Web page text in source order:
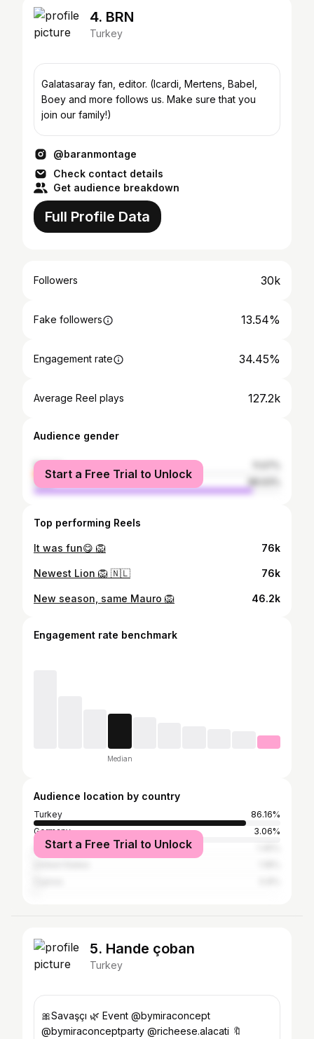
4. BRN
Turkey
Galatasaray fan, editor. (Icardi, Mertens, Babel,
Boey and more follows us. Make sure that you
join our family!)
@baranmontage
Check contact details
Get audience breakdown
Full Profile Data
Followers 30k
Fake followers 13.54%
Engagement rate 34.45%
Average Reel plays 127.2k
Audience gender
female
male
Start a Free Trial to Unlock
Top performing Reels
It was fun😋 🦁 76k
Newest Lion 🦁 🇳🇱 76k
New season, same Mauro 🦁 46.2k
Engagement rate benchmark
Median
Audience location by country
Turkey
86.16%
Germany
3.06%
Azerbaijan
Start a Free Trial to Unlock
5. Hande çoban
Turkey
🎀Savaşçı 🌿 Event @bymiraconcept
@bymiraconceptparty @richeese.alacati 🔖